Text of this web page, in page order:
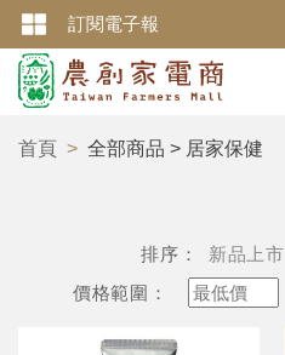
訂閱電子報
首頁 全部商品 > 居家保健
排序： 新品上市
價格範圍：